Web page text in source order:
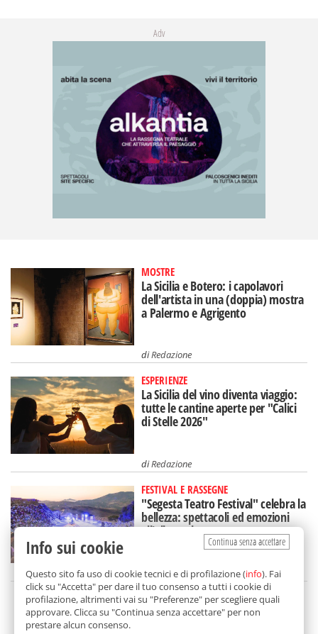
Adv
MOSTRE
La Sicilia e Botero: i capolavori
dell'artista in una (doppia) mostra
a Palermo e Agrigento
diRedazione
ESPERIENZE
La Sicilia del vino diventa viaggio:
tutte le cantine aperte per "Calici
di Stelle 2026"
diRedazione
FESTIVAL E RASSEGNE
"Segesta Teatro Festival" celebra la
bellezza: spettacoli ed emozioni
all'alba e al tramonto
diRedazione
SCELTO DA BALARM
Continua senza accettare
Info sui cookie
Questo sito fa uso di cookie tecnici e di profilazione (info). Fai
click su "Accetta" per dare il tuo consenso a tutti i cookie di
profilazione, altrimenti vai su "Preferenze" per scegliere quali
approvare. Clicca su "Continua senza accettare" per non
prestare alcun consenso.